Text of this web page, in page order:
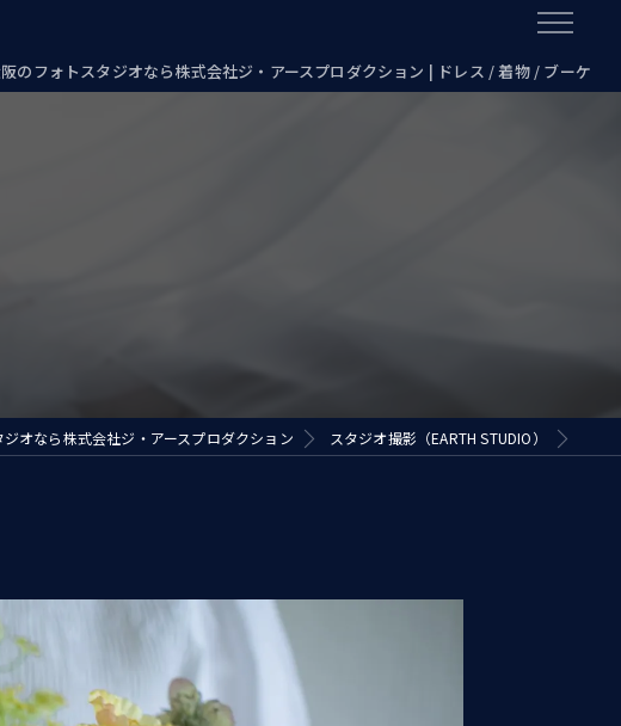
のフォトスタジオなら株式会社ジ・アースプロダクション | ドレス / 着物 / ブーケ
オなら株式会社ジ・アースプロダクション スタジオ撮影（EARTH STUDIO）